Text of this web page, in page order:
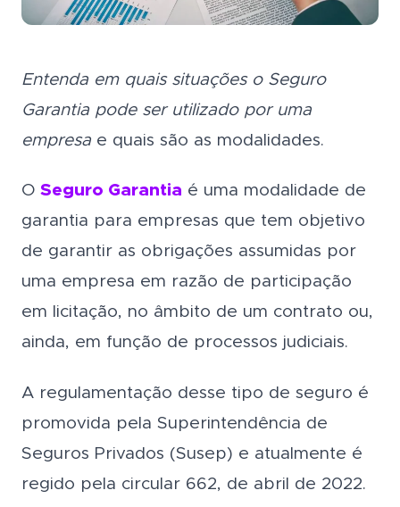
Entenda em quais situações o Seguro
Garantia pode ser utilizado por uma
empresa e quais são as modalidades.
O Seguro Garantia é uma modalidade de
garantia para empresas que tem objetivo
de garantir as obrigações assumidas por
uma empresa em razão de participação
em licitação, no âmbito de um contrato ou,
ainda, em função de processos judiciais.
A regulamentação desse tipo de seguro é
promovida pela Superintendência de
Seguros Privados (Susep) e atualmente é
regido pela circular 662, de abril de 2022.